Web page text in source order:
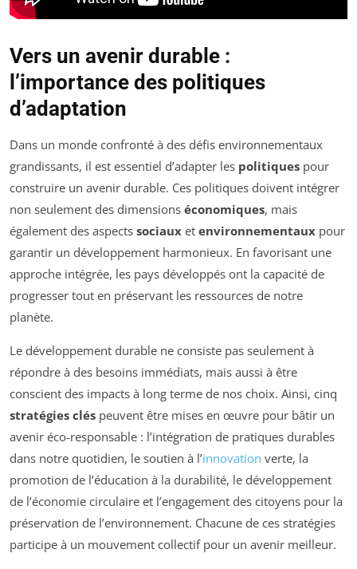
Vers un avenir durable :
l’importance des politiques
d’adaptation
Dans un monde confronté à des défis environnementaux
grandissants, il est essentiel d’adapter les politiques pour
construire un avenir durable. Ces politiques doivent intégrer
non seulement des dimensions économiques, mais
également des aspects sociaux et environnementaux pour
garantir un développement harmonieux. En favorisant une
approche intégrée, les pays développés ont la capacité de
progresser tout en préservant les ressources de notre
planète.
Le développement durable ne consiste pas seulement à
répondre à des besoins immédiats, mais aussi à être
conscient des impacts à long terme de nos choix. Ainsi, cinq
stratégies clés peuvent être mises en œuvre pour bâtir un
avenir éco-responsable : l’intégration de pratiques durables
dans notre quotidien, le soutien à l’innovation verte, la
promotion de l’éducation à la durabilité, le développement
de l’économie circulaire et l’engagement des citoyens pour la
préservation de l’environnement. Chacune de ces stratégies
participe à un mouvement collectif pour un avenir meilleur.